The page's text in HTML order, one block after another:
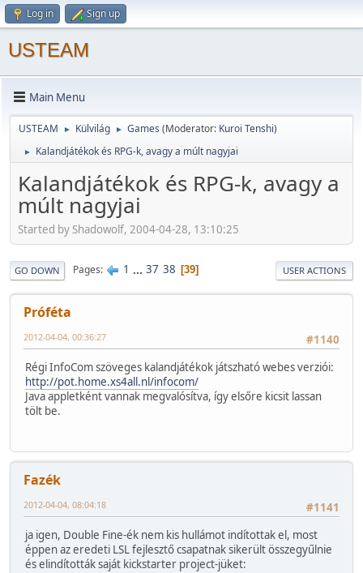
Log in Sign up
USTEAM
Main Menu
USTEAM ► Külvilág ► Games (Moderator: Kuroi Tenshi)
► Kalandjátékok és RPG-k, avagy a múlt nagyjai
Kalandjátékok és RPG-k, avagy a
múlt nagyjai
Started by Shadowolf, 2004-04-28, 13:10:25
GO DOWN Pages 1 ... 37 38 39 USER ACTIONS
Próféta
#1140
2012-04-04, 00:36:27
Régi InfoCom szöveges kalandjátékok játszható webes verziói:
http://pot.home.xs4all.nl/infocom/
Java appletként vannak megvalósítva, így elsőre kicsit lassan
tölt be.
Fazék
#1141
2012-04-04, 08:04:18
ja igen, Double Fine-ék nem kis hullámot indítottak el, most
éppen az eredeti LSL fejlesztő csapatnak sikerült összegyűlnie
és elindították saját kickstarter project-jüket: